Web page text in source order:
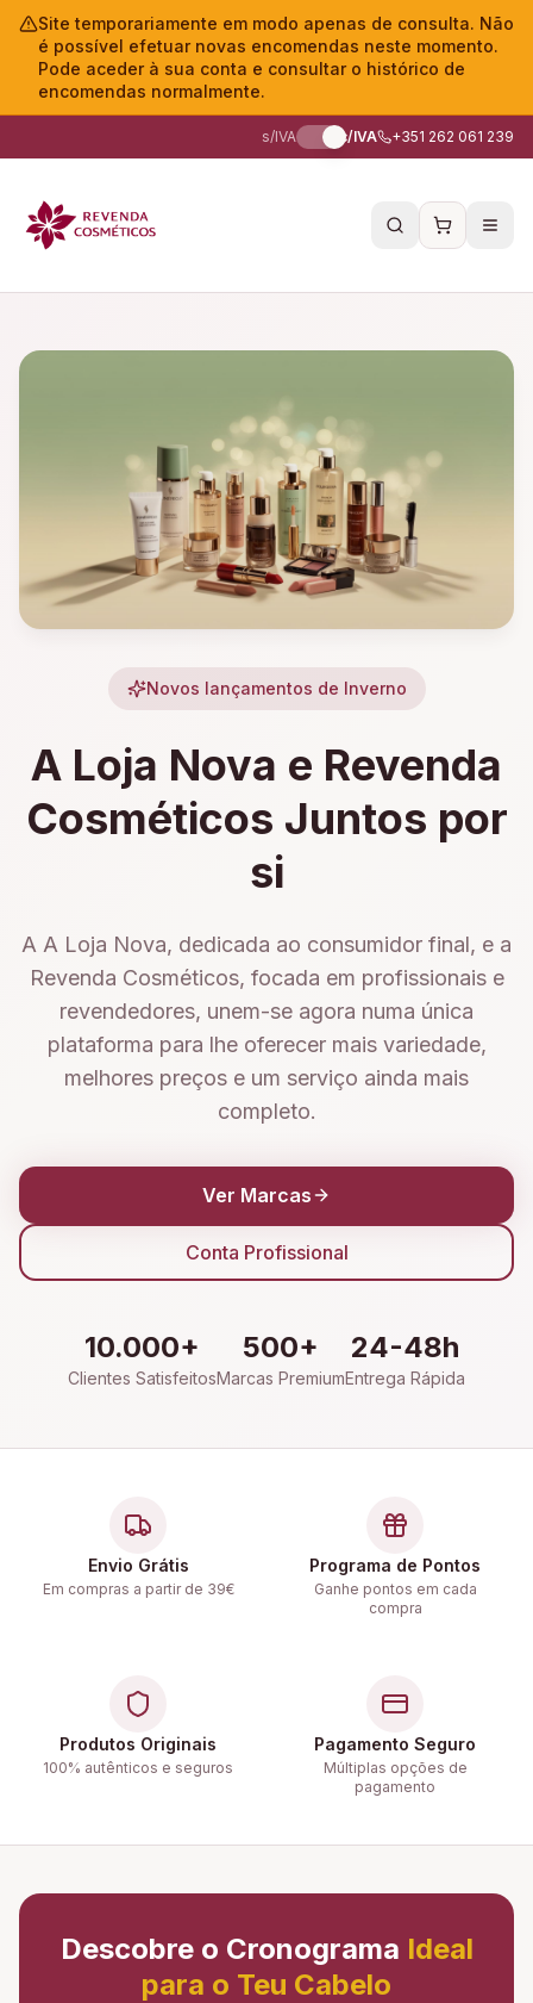
Site temporariamente em modo apenas de consulta. Não
é possível efetuar novas encomendas neste momento.
Pode aceder à sua conta e consultar o histórico de
encomendas normalmente.
s/IVA c/IVA +351 262 061 239
Novos lançamentos de Inverno
A Loja Nova e Revenda
Cosméticos Juntos por
si
A A Loja Nova, dedicada ao consumidor final, e a
Revenda Cosméticos, focada em profissionais e
revendedores, unem-se agora numa única
plataforma para lhe oferecer mais variedade,
melhores preços e um serviço ainda mais
completo.
Ver Marcas
Conta Profissional
10.000+
Clientes Satisfeitos
500+
Marcas Premium
24-48h
Entrega Rápida
Envio Grátis
Em compras a partir de 39€
Programa de Pontos
Ganhe pontos em cada
compra
Produtos Originais
100% autênticos e seguros
Pagamento Seguro
Múltiplas opções de
pagamento
Descobre o Cronograma Ideal
para o Teu Cabelo